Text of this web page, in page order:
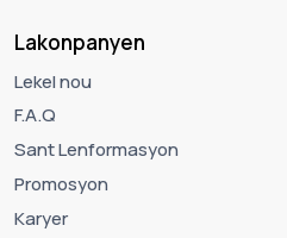
Lakonpanyen
Lekel nou
F.A.Q
Sant Lenformasyon
Promosyon
Karyer